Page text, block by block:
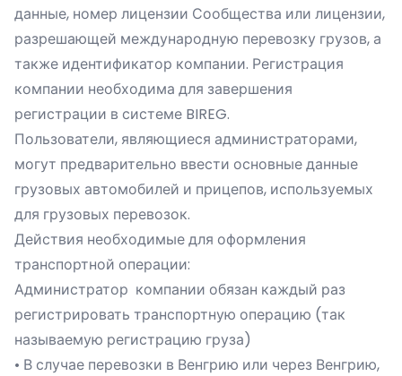
данные, номер лицензии Сообщества или лицензии,
разрешающей международную перевозку грузов, а
также идентификатор компании. Регистрация
компании необходима для завершения
регистрации в системе BIREG.
Пользователи, являющиеся администраторами,
могут предварительно ввести основные данные
грузовых автомобилей и прицепов, используемых
для грузовых перевозок.
Действия необходимые для оформления
транспортной операции:
Администратор компании обязан каждый раз
регистрировать транспортную операцию (так
называемую регистрацию груза)
• В случае перевозки в Венгрию или через Венгрию,